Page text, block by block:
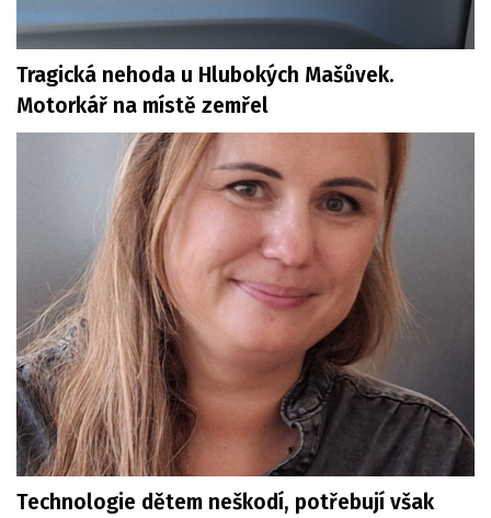
Tragická nehoda u Hlubokých Mašůvek.
Motorkář na místě zemřel
Technologie dětem neškodí, potřebují však